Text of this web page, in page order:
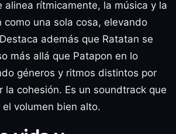
alinea rítmicamente, la música y la
como una sola cosa, elevando
además que Ratatan se
más allá que Patapon en lo
géneros y ritmos distintos por
la cohesión. Es un soundtrack que
volumen bien alto.